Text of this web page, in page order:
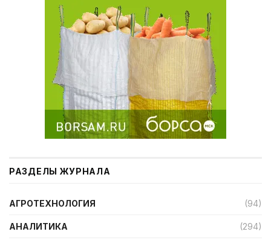
РАЗДЕЛЫ ЖУРНАЛА
АГРОТЕХНОЛОГИЯ (94)
АНАЛИТИКА (294)